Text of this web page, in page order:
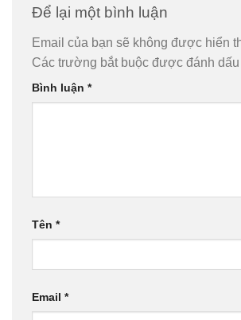
Để lại một bình luận
Email của bạn sẽ không được hiển
Các trường bắt buộc được đánh dấu
Bình luận *
Tên *
Email *